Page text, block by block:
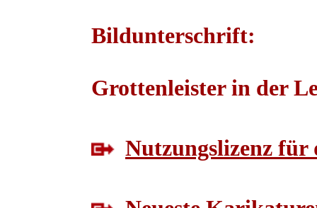
Bildunterschrift:
Grottenleister in der
Nutzungslizenz